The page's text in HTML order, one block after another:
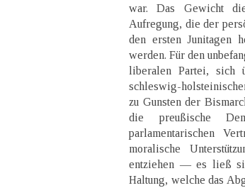
war. Das Gewicht
Aufregung, die der
den ersten Junitagen
werden. Für den
liberalen Partei, sich
schleswig-
zu Gunsten der
die preußische
parlamentarischen
moralische
entziehen — es ließ
Haltung, welche das